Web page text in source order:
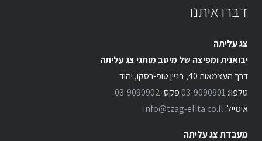
דברו איתנו
צג עליתה
יבואנית ומפיצה של מיטב מותגי צג עליתה
דרך העצמאות 40, בניין טופ-רסקו, יהוד
טלפון: 03-9090901 פקס: 03-9090902
אימייל: info@tzag-elita.co.il
מעבדת צג עליתה